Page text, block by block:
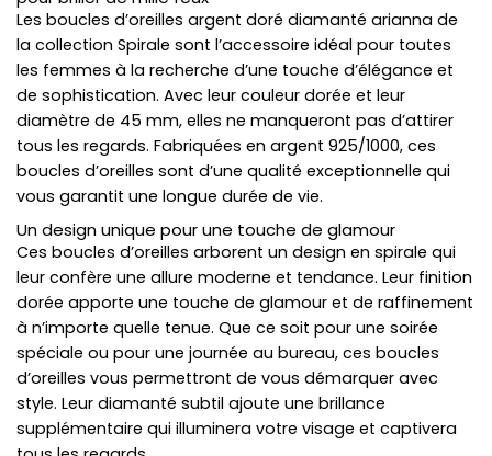
Les boucles d’oreilles argent doré diamanté arianna de
la collection Spirale sont l’accessoire idéal pour toutes
les femmes à la recherche d’une touche d’élégance et
de sophistication. Avec leur couleur dorée et leur
diamètre de 45 mm, elles ne manqueront pas d’attirer
tous les regards. Fabriquées en argent 925/1000, ces
boucles d’oreilles sont d’une qualité exceptionnelle qui
vous garantit une longue durée de vie.
Un design unique pour une touche de glamour
Ces boucles d’oreilles arborent un design en spirale qui
leur confère une allure moderne et tendance. Leur finition
dorée apporte une touche de glamour et de raffinement
à n’importe quelle tenue. Que ce soit pour une soirée
spéciale ou pour une journée au bureau, ces boucles
d’oreilles vous permettront de vous démarquer avec
style. Leur diamanté subtil ajoute une brillance
supplémentaire qui illuminera votre visage et captivera